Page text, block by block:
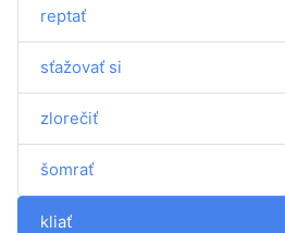
reptať
sťažovať si
zlorečiť
šomrať
kliať